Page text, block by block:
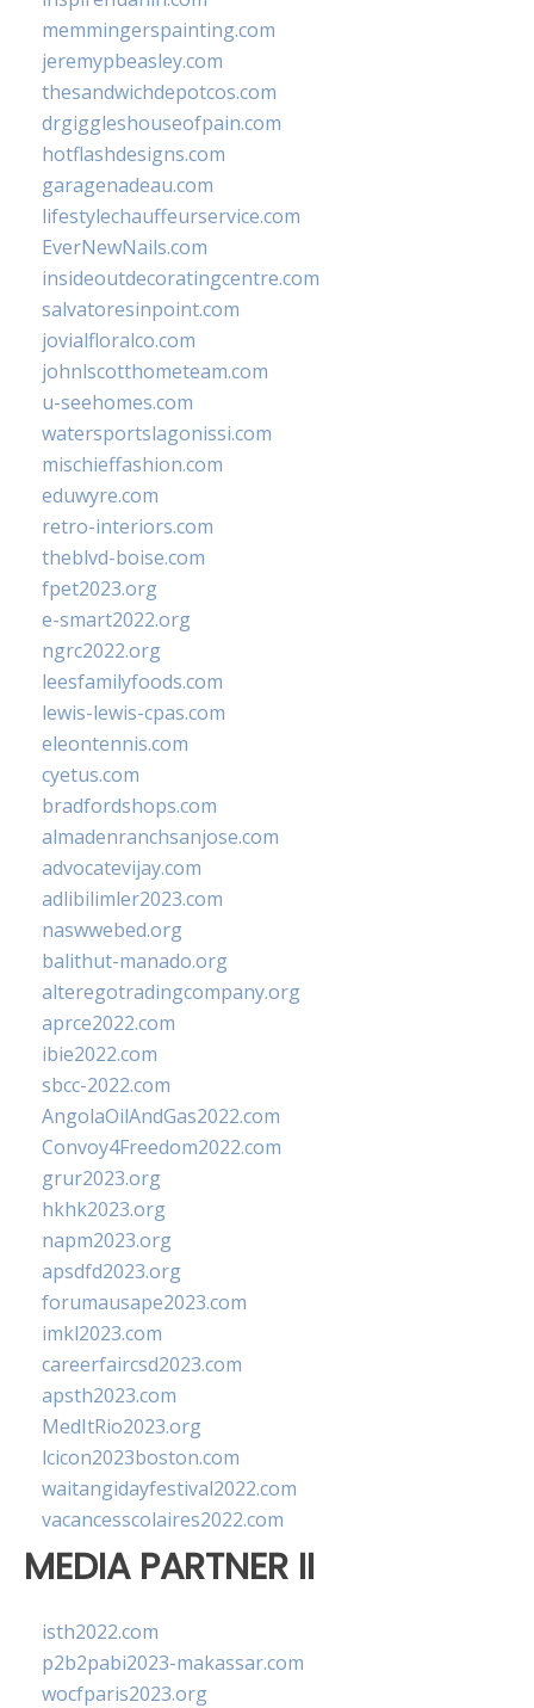
memmingerspainting.com
jeremypbeasley.com
thesandwichdepotcos.com
drgiggleshouseofpain.com
hotflashdesigns.com
garagenadeau.com
lifestylechauffeurservice.com
EverNewNails.com
insideoutdecoratingcentre.com
salvatoresinpoint.com
jovialfloralco.com
johnlscotthometeam.com
u-seehomes.com
watersportslagonissi.com
mischieffashion.com
eduwyre.com
retro-interiors.com
theblvd-boise.com
fpet2023.org
e-smart2022.org
ngrc2022.org
leesfamilyfoods.com
lewis-lewis-cpas.com
eleontennis.com
cyetus.com
bradfordshops.com
almadenranchsanjose.com
advocatevijay.com
adlibilimler2023.com
naswwebed.org
balithut-manado.org
alteregotradingcompany.org
aprce2022.com
ibie2022.com
sbcc-2022.com
AngolaOilAndGas2022.com
Convoy4Freedom2022.com
grur2023.org
hkhk2023.org
napm2023.org
apsdfd2023.org
forumausape2023.com
imkl2023.com
careerfaircsd2023.com
apsth2023.com
MedItRio2023.org
lcicon2023boston.com
waitangidayfestival2022.com
vacancesscolaires2022.com
MEDIA PARTNER II
isth2022.com
p2b2pabi2023-makassar.com
wocfparis2023.org